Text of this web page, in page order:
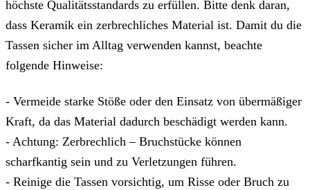
höchste Qualitätsstandards zu erfüllen. Bitte denk daran,
dass Keramik ein zerbrechliches Material ist. Damit du die
Tassen sicher im Alltag verwenden kannst, beachte
folgende Hinweise:
- Vermeide starke Stöße oder den Einsatz von übermäßiger
Kraft, da das Material dadurch beschädigt werden kann.
- Achtung: Zerbrechlich – Bruchstücke können
scharfkantig sein und zu Verletzungen führen.
- Reinige die Tassen vorsichtig, um Risse oder Bruch zu